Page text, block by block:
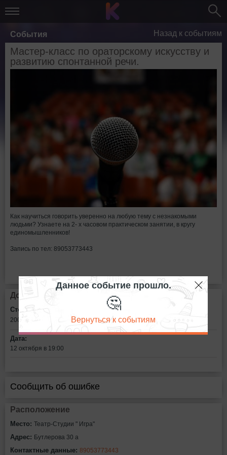
События Назад к событиям
Мастер-класс по ораторскому искусству и
развитию спонтанной речи.
Как научиться говорить уверенно на любую тему с незнакомыми
людьми? Узнаете на 2- х часовом практическом занятии, в кругу
единомышленников!
Запись по тел: 89053773443
Дополнительная информация
Стоимость билетов:
200
Дата:
12 октября в 19:00
Сообщить об ошибке
Расположение
Место: Театр-Студии " Игра"
Адрес: Бутлерова 30 а
Контактные данные: 89053773443
Данное событие прошло.
🤔
Вернуться к событиям